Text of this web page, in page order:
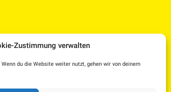
Zustimmung verwalten
du die Website weiter nutzt, gehen wir von deinem
Instagram